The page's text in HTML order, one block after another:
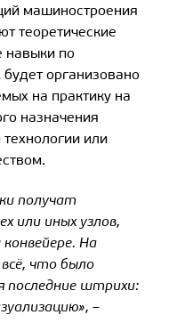
машиностроения
теоретические
навыки по
организовано
на практику на
назначения
или
получат
или иных узлов,
На
что было
последние штрихи:
–